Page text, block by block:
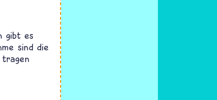
gibt es
sind die